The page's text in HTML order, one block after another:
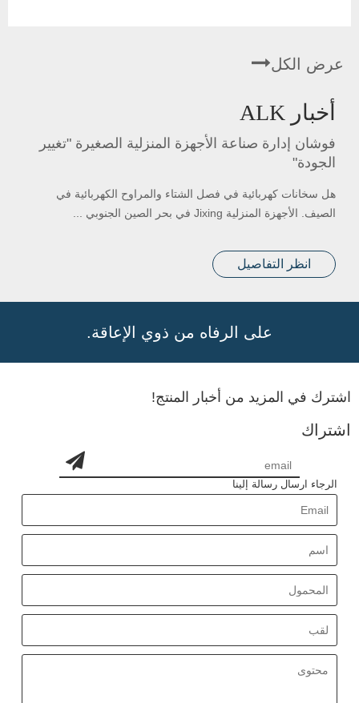
عرض الكل
أخبار ALK
فوشان إدارة صناعة الأجهزة المنزلية الصغيرة "تغيير
الجودة"
هل سخانات كهربائية في فصل الشتاء والمراوح الكهربائية في
الصيف. الأجهزة المنزلية Jixing في بحر الصين الجنوبي ...
انظر التفاصيل
على الرفاه من ذوي الإعاقة.
اشترك في المزيد من أخبار المنتج!
اشتراك
الرجاء ارسال رسالة إلينا